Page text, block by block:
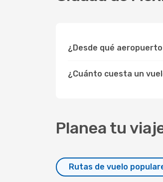
¿Desde qué
¿Cuánto cuesta un
Planea tu
Rutas de vuelo